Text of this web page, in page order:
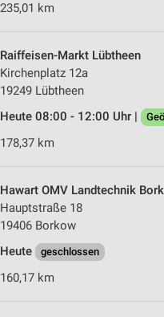
235,01 km
Raiffeisen-Markt Lübtheen
Kirchenplatz 12a
19249 Lübtheen
Heute 08:00 - 12:00 Uhr |
178,37 km
Hawart OMV Landtechnik
Hauptstraße 18
19406 Borkow
Heute
geschlossen
160,17 km